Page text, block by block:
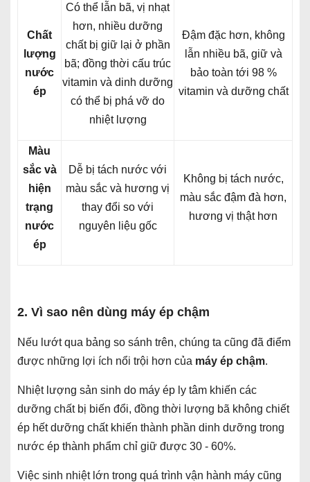
Chất
lượng
nước
ép
Có thể lẫn bã, vị nhạt
hơn, nhiều dưỡng
chất bị giữ lại ở phần
bã; đồng thời cấu trúc
vitamin và dinh dưỡng
có thể bị phá vỡ do
nhiệt lượng
Đậm đặc hơn, không
lẫn nhiều bã, giữ và
bảo toàn tới 98 %
vitamin và dưỡng chất
Màu
sắc và
hiện
trạng
nước
ép
Dễ bị tách nước với
màu sắc và hương vị
thay đổi so với
nguyên liệu gốc
Không bị tách nước,
màu sắc đậm đà hơn,
hương vị thật hơn
2. Vì sao nên dùng máy ép chậm
Nếu lướt qua bảng so sánh trên, chúng ta cũng đã điểm
được những lợi ích nổi trội hơn của máy ép chậm.
Nhiệt lượng sản sinh do máy ép ly tâm khiến các
dưỡng chất bị biến đổi, đồng thời lượng bã không chiết
ép hết dưỡng chất khiến thành phần dinh dưỡng trong
nước ép thành phẩm chỉ giữ được 30 - 60%.
Việc sinh nhiệt lớn trong quá trình vận hành máy cũng